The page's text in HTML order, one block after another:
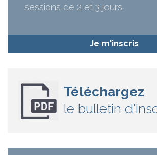
sessions de 2 et 3 jours.
Je m'inscris
Téléchargez
le bulletin